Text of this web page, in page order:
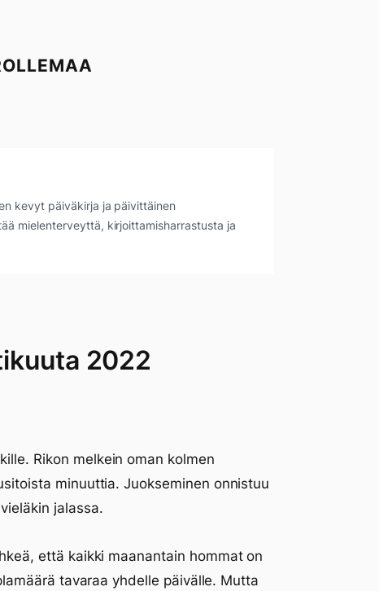
kevyt päiväkirja ja päivittäinen
mielenterveyttä, kirjoittamisharrastusta ja
2022
Rikon melkein oman kolmen
minuuttia. Juokseminen onnistuu
jalassa.
että kaikki maanantain hommat on
tavaraa yhdelle päivälle. Mutta